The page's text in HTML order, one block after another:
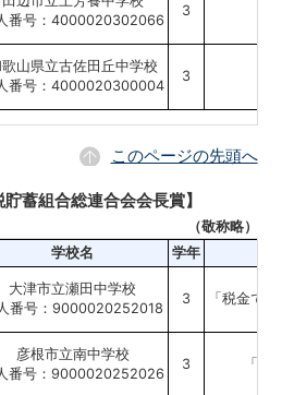
番号：4000020302066
3
山県立古佐田丘中学校
番号：4000020300004
3
このページの先頭へ
貯蓄組合総連合会会長賞】
（敬称略）
学校名 学年
大津市立瀬田中学校
番号：9000020252018
3 「税金で
彦根市立南中学校
番号：9000020252026
3 「税